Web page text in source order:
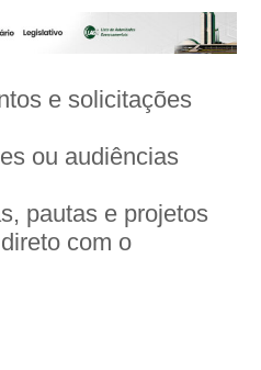
e solicitações
ou audiências
pautas e projetos
com o